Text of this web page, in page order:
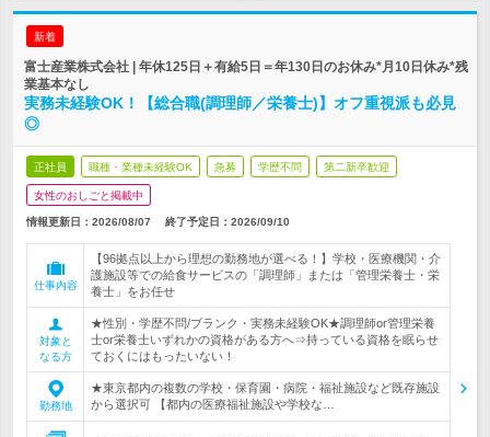
新着
富士産業株式会社 | 年休125日＋有給5日＝年130日のお休み*月10日休み*残
業基本なし
実務未経験OK！【総合職(調理師／栄養士)】オフ重視派も必見
◎
正社員 職種・業種未経験OK 急募 学歴不問 第二新卒歓迎
女性のおしごと掲載中
情報更新日：2026/08/07 終了予定日： 2026/09/10
仕事内容
【96拠点以上から理想の勤務地が選べる！】学校・医療機関・介
護施設等での給食サービスの「調理師」または「管理栄養士・栄
養士」をお任せ
対象と
なる方
★性別・学歴不問/ブランク・実務未経験OK★調理師or管理栄養
士or栄養士いずれかの資格がある方へ⇒持っている資格を眠らせ
ておくにはもったいない！
勤務地
★東京都内の複数の学校・保育園・病院・福祉施設など既存施設
から選択可 【都内の医療福祉施設や学校な…